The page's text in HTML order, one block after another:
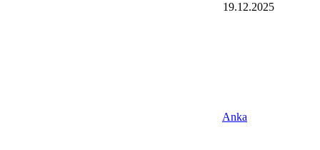
19.12.2025
Anka